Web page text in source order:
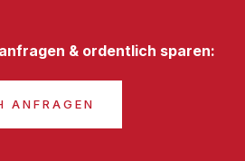
& ordentlich sparen:
ANFRAGEN